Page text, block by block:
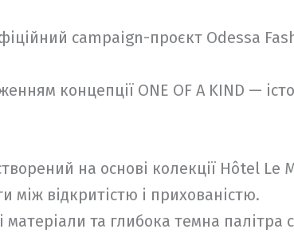
campaign-проєкт Odessa
концепції ONE OF A KIND —
на основі колекції Hôtel Le
між відкритістю і прихованістю.
матеріали та глибока темна